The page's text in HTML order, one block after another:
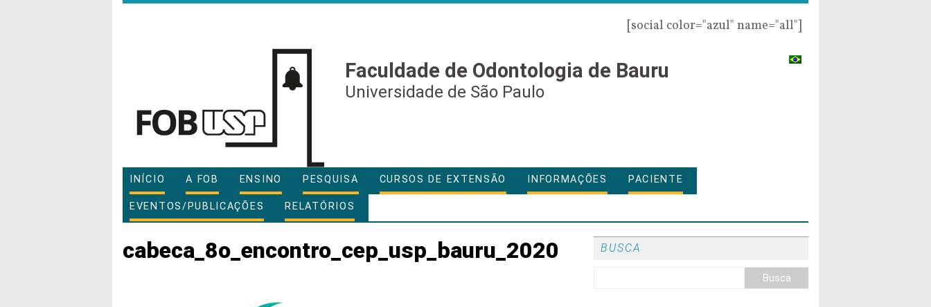
[social color="azul" name="all"]
Faculdade de Odontologia de Bauru
Universidade de São Paulo
INÍCIO A FOB ENSINO PESQUISA CURSOS DE EXTENSÃO INFORMAÇÕES PACIENTE
EVENTOS/PUBLICAÇÕES RELATÓRIOS
cabeca_8o_encontro_cep_usp_bauru_2020 BUSCA